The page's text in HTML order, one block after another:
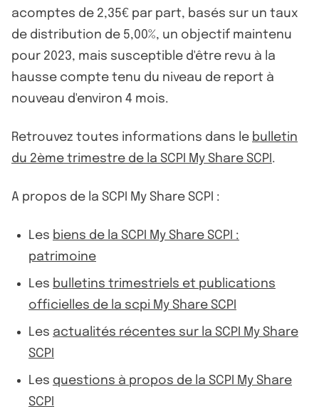
acomptes de 2,35€ par part, basés sur un taux
de distribution de 5,00%, un objectif maintenu
pour 2023, mais susceptible d'être revu à la
hausse compte tenu du niveau de report à
nouveau d'environ 4 mois.
Retrouvez toutes informations dans le bulletin
du 2ème trimestre de la SCPI My Share SCPI .
A propos de la SCPI My Share SCPI :
Les biens de la SCPI My Share SCPI :
patrimoine
Les bulletins trimestriels et publications
officielles de la scpi My Share SCPI
Les actualités récentes sur la SCPI My Share
SCPI
Les questions à propos de la SCPI My Share
SCPI